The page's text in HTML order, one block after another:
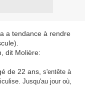
tendance à rendre
dit Molière:
de 22 ans, s'entête à
Jusqu'au jour où,